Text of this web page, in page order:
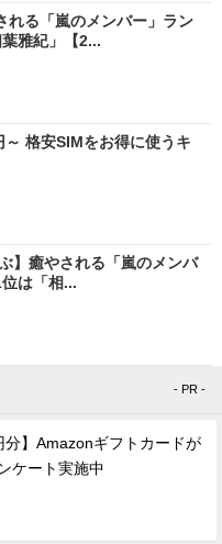
れる「嵐のメンバー」ラン
雅紀」【2...
格安SIMをお得に使うキ
】癒やされる「嵐のメンバ
は「相...
- PR -
分】Amazonギフトカードが
ケート実施中